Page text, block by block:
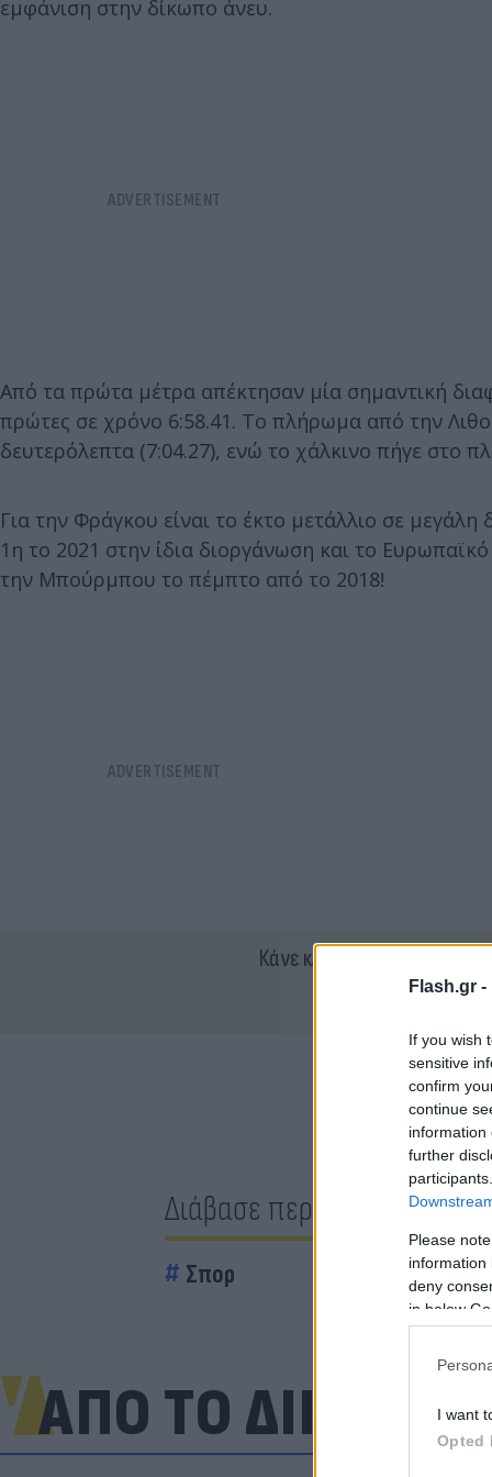
Flash.gr -
If you wish
sensitive
confirm
continue
information
further
Please
information
deny
in below
I want
Opted
εμφάνιση στην δίκωπο άνευ.
Από τα πρώτα μέτρα απέκτησαν μία σημαντική
πρώτες σε χρόνο 6:58.41. Το πλήρωμα από την
δευτερόλεπτα (7:04.27), ενώ το χάλκινο πήγε στο
Για την Φράγκου είναι το έκτο μετάλλιο σε
1η το 2021 στην ίδια διοργάνωση και το
την Μπούρμπου το πέμπτο από το 2018!
Κάνε κλικ και δες
Διάβασε περισσότερα
Σπορ
ΑΠΟ ΤΟ ΔΙΚΤΥΟ